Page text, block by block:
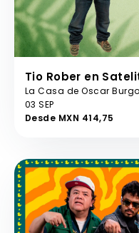
Tio Rober en
La Casa de Oscar
03 SEP
Desde MXN 414,75